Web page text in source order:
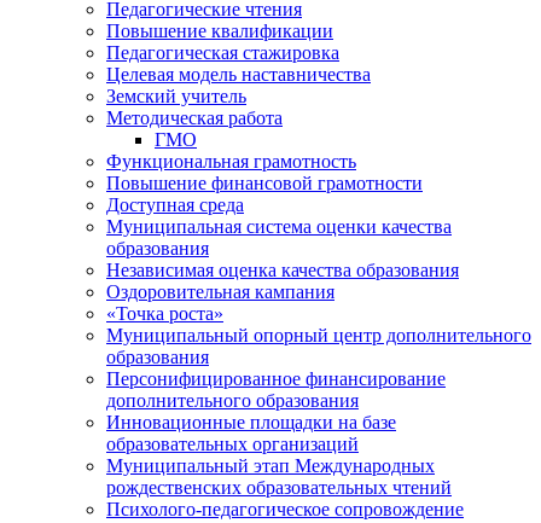
Педагогические чтения
Повышение квалификации
Педагогическая стажировка
Целевая модель наставничества
Земский учитель
Методическая работа
ГМО
Функциональная грамотность
Повышение финансовой грамотности
Доступная среда
Муниципальная система оценки качества
образования
Независимая оценка качества образования
Оздоровительная кампания
«Точка роста»
Муниципальный опорный центр дополнительного
образования
Персонифицированное финансирование
дополнительного образования
Инновационные площадки на базе
образовательных организаций
Муниципальный этап Международных
рождественских образовательных чтений
Психолого-педагогическое сопровождение